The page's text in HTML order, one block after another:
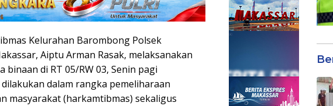
Kelurahan Barombong Polsek
Aiptu Arman Rasak, melaksanakan
binaan di RT 05/RW 03, Senin pagi
dalam rangka pemeliharaan
masyarakat (harkamtibmas) sekaligus